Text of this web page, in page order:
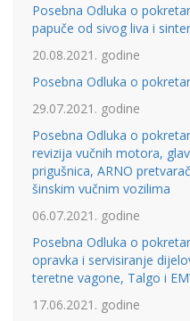
Posebna Odluka o
papuče od sivog liva i
20.08.2021. godine
Posebna Odluka o
29.07.2021. godine
Posebna Odluka o
revizija vučnih motora,
prigušnica, ARNO
šinskim vučnim vozilima
06.07.2021. godine
Posebna Odluka o
opravka i servisiranje
teretne vagone, Talgo i
17.06.2021. godine